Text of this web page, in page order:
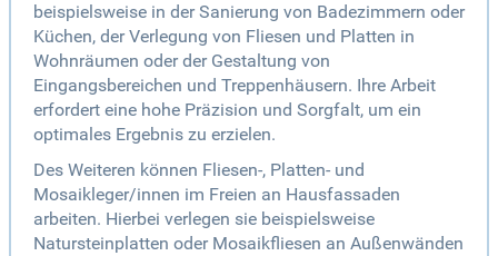
beispielsweise in der Sanierung von Badezimmern oder
Küchen, der Verlegung von Fliesen und Platten in
Wohnräumen oder der Gestaltung von
Eingangsbereichen und Treppenhäusern. Ihre Arbeit
erfordert eine hohe Präzision und Sorgfalt, um ein
optimales Ergebnis zu erzielen.
Des Weiteren können Fliesen-, Platten- und
Mosaikleger/innen im Freien an Hausfassaden
arbeiten. Hierbei verlegen sie beispielsweise
Natursteinplatten oder Mosaikfliesen an Außenwänden